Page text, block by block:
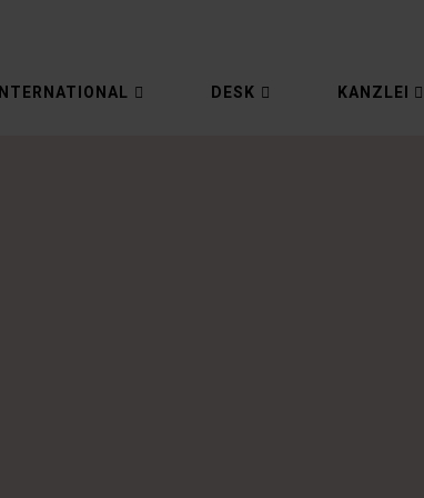
INTERNATIONAL DESK KANZLEI